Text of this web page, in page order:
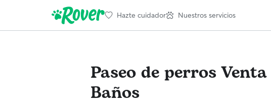
Hazte cuidador Nuestros servicios
Paseo de perros
Baños